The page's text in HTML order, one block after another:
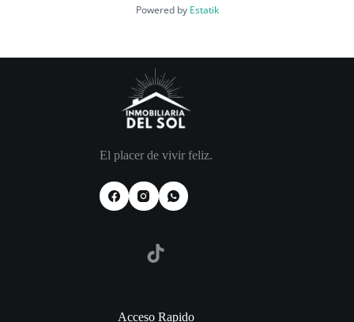
Powered by Estatik
El placer de vivir feliz.
TikTok
Acceso Rapido